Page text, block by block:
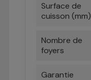
Surface de
cuisson (mm)
Nombre de
foyers
Garantie